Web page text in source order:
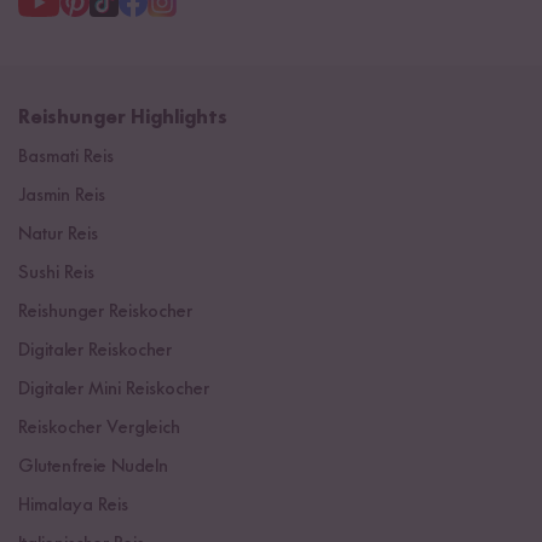
Reishunger Highlights
Basmati Reis
Jasmin Reis
Natur Reis
Sushi Reis
Reishunger Reiskocher
Digitaler Reiskocher
Digitaler Mini Reiskocher
Reiskocher Vergleich
Glutenfreie Nudeln
Himalaya Reis